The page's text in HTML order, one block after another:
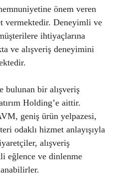
önem veren
vermektedir. Deneyimli ve
ihtiyaçlarına
ve alışveriş deneyimini
bulunan bir alışveriş
Holding’e aittir.
geniş ürün yelpazesi,
odaklı hizmet anlayışıyla
alışveriş
eğlence ve dinlenme